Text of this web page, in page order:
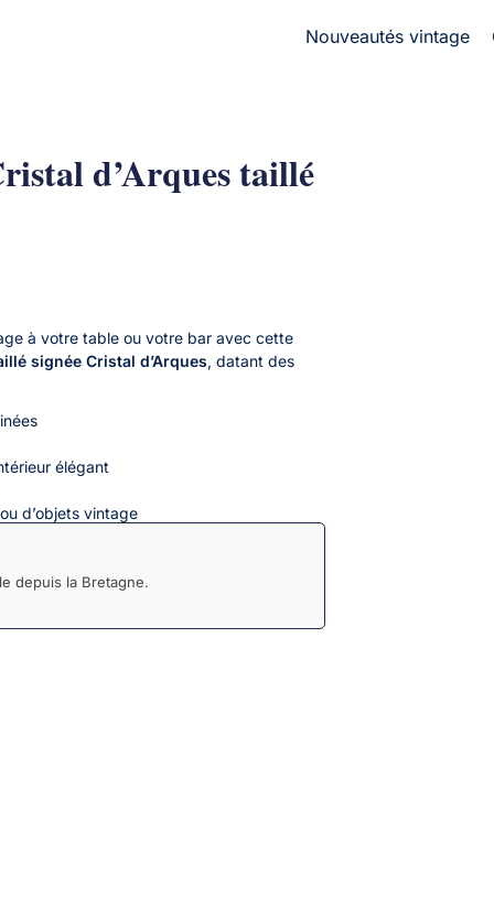
Nouveautés vintage
d’Arques taillé
à votre table ou votre bar avec cette
signée Cristal d’Arques, datant des
élégant
d’objets vintage
depuis la Bretagne.